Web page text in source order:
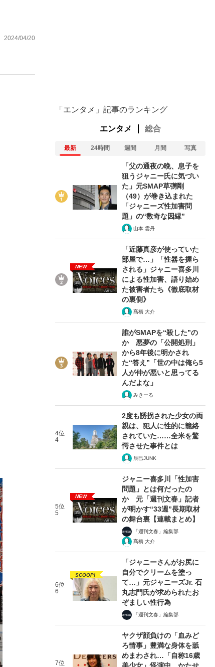
2024/04/20
「エンタメ」記事のランキング
エンタメ 総合
最新 24時間 週間 月間 写真
「父の通夜の晩、息子を
狙うジャニー氏に気づい
た」元SMAP草彅剛
（49）が巻き込まれた
「ジャニーズ性加害問
題」の“数奇な因縁”
山本 雲丹
NEW
「近藤真彦が使っていた
部屋で…」「性器を握ら
される」ジャニー喜多川
による性加害、語り始め
た被害者たち《徹底取材
の裏側》
髙橋 大介
誰がSMAPを“殺した”の
か 悪夢の「公開処刑」
から8年後に明かされ
た“答え”「世の中は俺ら5
人が仲が悪いと思ってる
んだよな」
みきーる
4位
4
2度も誘拐された少女の両
親は、犯人に性的に籠絡
されていた……全米を驚
愕させた事件とは
辰巳JUNK
5位
5
NEW
ジャニー喜多川「性加害
問題」とは何だったの
か 元「週刊文春」記者
が明かす“33週”長期取材
の舞台裏【連載まとめ】
「週刊文春」編集部
髙橋 大介
6位
6
SCOOP!
「ジャニーさんがお尻に
自分でクリームを塗っ
て…」元ジャニーズJr. 石
丸志門氏が求められたお
ぞましい性行為
「週刊文春」編集部
7位
ヤクザ顔負けの「血みど
ろ情事」豊満な身体を舐
めまわされ…「自称16歳
美少女」怪演中、かたせ